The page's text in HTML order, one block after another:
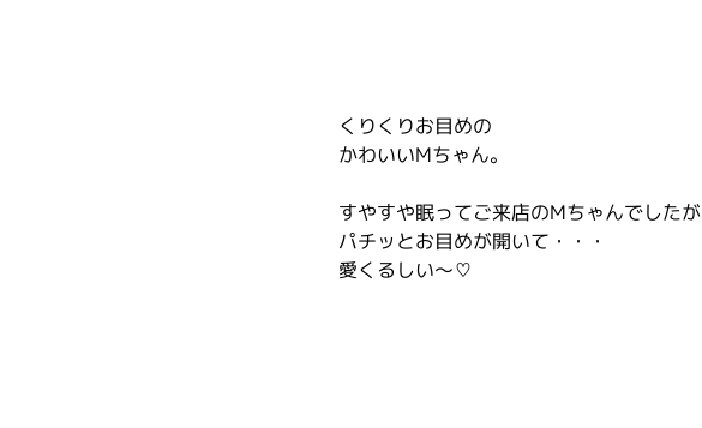
くりくりお目めの
かわいいMちゃん。
すやすや眠ってご来店のMちゃんでしたが
パチッとお目めが開いて・・・
愛くるしい～♡